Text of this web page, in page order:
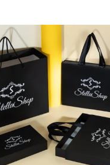
ПАКУВАННЯ ДЛЯ